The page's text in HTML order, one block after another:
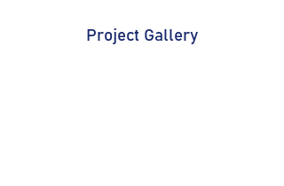
Project Gallery